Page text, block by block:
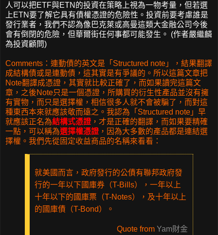
人可以把ETF與ETN的投資在策略上視為一物考量，但若選
上ETN要了解它具有債權憑證的危險性。投資前要考慮誰是
發行業者，我們不認為像巴克萊或高曼這類大金融公司今後
會有倒閉的危險，但華爾街任何事都可能發生。 (作者嚴繼麟
為投資顧問)
Comments：連動債的英文是「Structured note」，結果翻譯
成結構債或是連動債，這其實是有爭議的。所以這篇文章把
Note翻譯成憑證，其實就比較正確了，而如果讀完這篇文
章，之後Note只是一個憑證，所購買的衍生性產品並沒有擁
有實物，而只是選擇權，相信很多人就不會被騙了，而對這
種東西本來就應該敬而遠之。我認為「Structured note」早
就應該正名為結構式憑證 ，才是正確的翻譯，而如果要精確
一點，可以稱為選擇權憑證 ，因為大多數的產品都是連結選
擇權。我們先從固定收益商品的名稱來看看：
就美國而言，政府發行的公債有聯邦政府發
行的一年以下國庫券（T-Bills），一年以上
十年以下的國庫票（T-Notes），及十年以上
的國庫債（T-Bond）。
Quote from Yam財金